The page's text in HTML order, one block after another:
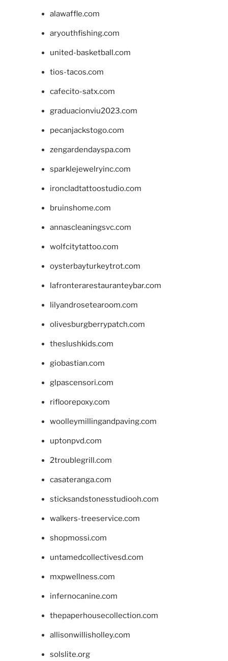
alawaffle.com
aryouthfishing.com
united-basketball.com
tios-tacos.com
cafecito-satx.com
graduacionviu2023.com
pecanjackstogo.com
zengardendayspa.com
sparklejewelryinc.com
ironcladtattoostudio.com
bruinshome.com
annascleaningsvc.com
wolfcitytattoo.com
oysterbayturkeytrot.com
lafronterarestauranteybar.com
lilyandrosetearoom.com
olivesburgberrypatch.com
theslushkids.com
giobastian.com
glpascensori.com
rifloorepoxy.com
woolleymillingandpaving.com
uptonpvd.com
2troublegrill.com
casateranga.com
sticksandstonesstudiooh.com
walkers-treeservice.com
shopmossi.com
untamedcollectivesd.com
mxpwellness.com
infernocanine.com
thepaperhousecollection.com
allisonwillisholley.com
solslite.org